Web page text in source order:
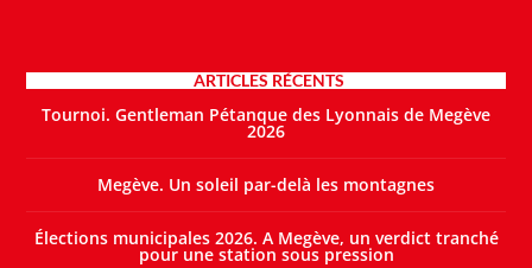
ARTICLES RÉCENTS
Tournoi. Gentleman Pétanque des Lyonnais de Megève
2026
Megève. Un soleil par-delà les montagnes
Élections municipales 2026. A Megève, un verdict tranché
pour une station sous pression